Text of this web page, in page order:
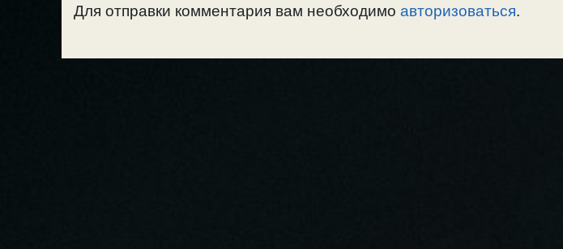
Для отправки комментария вам необходимо авторизоваться.